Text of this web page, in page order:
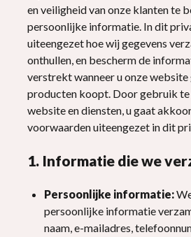
en veiligheid van onze klanten te
persoonlijke informatie. In dit
uiteengezet hoe wij gegevens
onthullen, en bescherm de
verstrekt wanneer u onze
producten koopt. Door gebruik te
website en diensten, u gaat
voorwaarden uiteengezet in dit
1. Informatie die we
Persoonlijke informatie:
persoonlijke informatie
naam, e-mailadres,